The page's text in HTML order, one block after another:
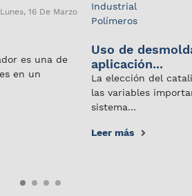
Lunes, 16 De Marzo
es una de
en un
Industrial
Polímeros
Uso de
aplicación...
La elección del
las variables
sistema...
Leer más